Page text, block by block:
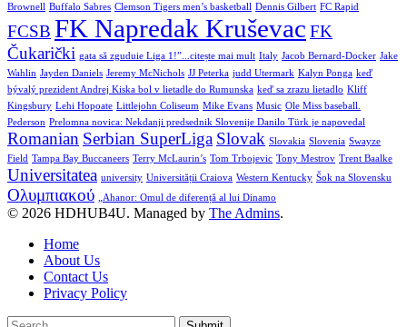
Brownell Buffalo Sabres Clemson Tigers men’s basketball Dennis Gilbert FC Rapid
FCSB FK Napredak Kruševac FK
Čukarički gata să zguduie Liga 1!”...citește mai mult Italy Jacob Bernard-Docker Jake
Wahlin Jayden Daniels Jeremy McNichols JJ Peterka judd Utermark Kalyn Ponga keď
bývalý prezident Andrej Kiska bol v lietadle do Rumunska keď sa zrazu lietadlo Kliff
Kingsbury Lehi Hopoate Littlejohn Coliseum Mike Evans Music Ole Miss baseball.
Pederson Prelomna novica: Nekdanji predsednik Slovenije Danilo Türk je napovedal
Romanian Serbian SuperLiga Slovak Slovakia Slovenia Swayze
Field Tampa Bay Buccaneers Terry McLaurin’s Tom Trbojevic Tony Mestrov Trent Baalke
Universitatea university Universității Craiova Western Kentucky Šok na Slovensku
Ολυμπιακού „Ahanor: Omul de diferență al lui Dinamo
© 2026 HDHUB4U. Managed by The Admins.
Home
About Us
Contact Us
Privacy Policy